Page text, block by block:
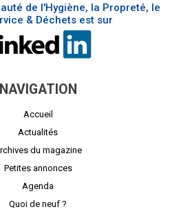
de l'Hygiène, la Propreté, le
& Déchets est sur
NAVIGATION
Accueil
Actualités
du magazine
Petites annonces
Agenda
Quoi de neuf ?